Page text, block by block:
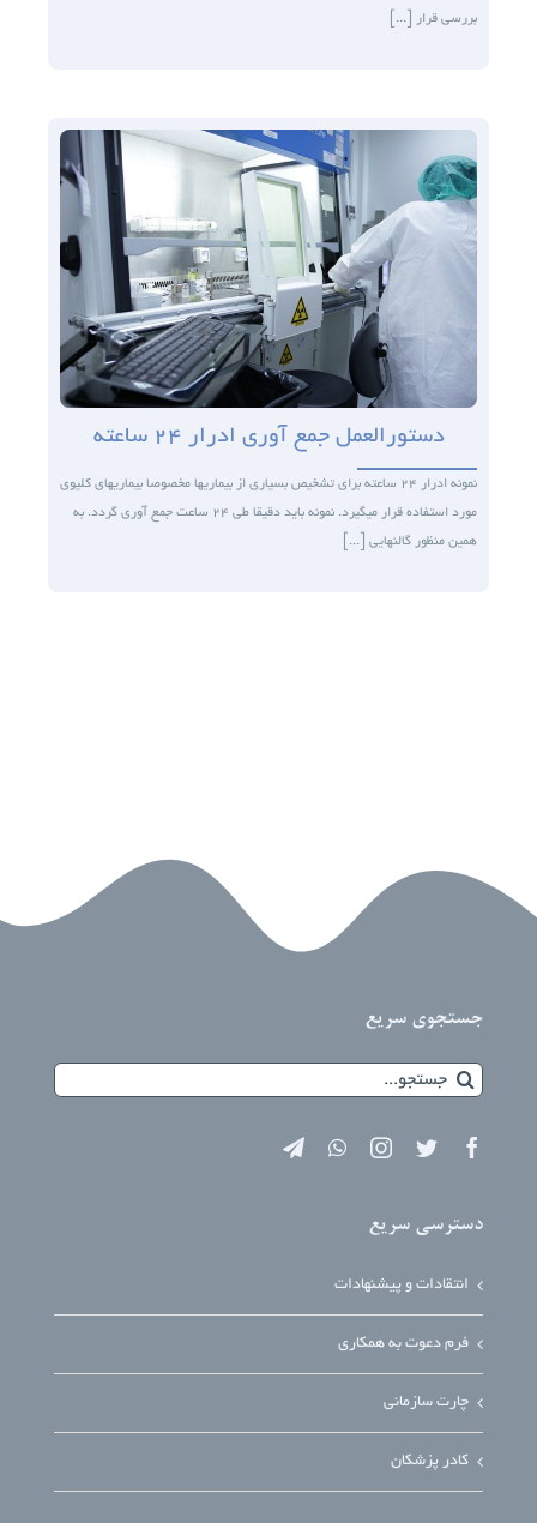
بررسی قرار [...]
دستورالعمل جمع آوری ادرار ۲۴ ساعته
نمونه ادرار ۲۴ ساعته برای تشخیص بسیاری از بیماری­ها مخصوصا بیماری­های کلیوی
مورد استفاده قرار می­گیرد. نمونه باید دقیقا طی ۲۴ ساعت جمع آوری گردد. به
همین منظور گالن­هایی [...]
جستجوی سریع
جستجو
دسترسی سریع
انتقادات و پیشنهادات
فرم دعوت به همکاری
چارت سازمانی
کادر پزشکان